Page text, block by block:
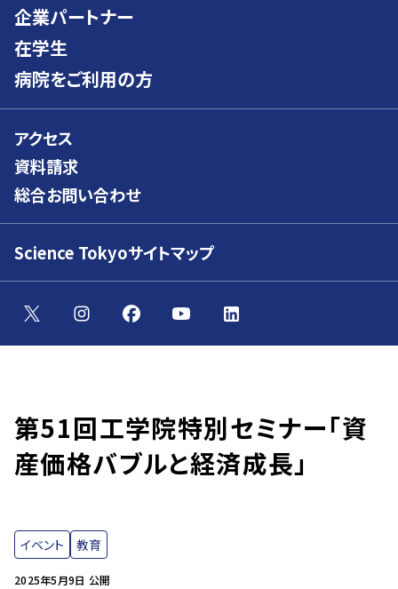
企業パートナー
在学生
病院をご利用の方
アクセス
資料請求
総合お問い合わせ
Science Tokyoサイトマップ
第51回工学院特別セミナー「資
産価格バブルと経済成長」
2025年5月9日 公開
イベント 教育